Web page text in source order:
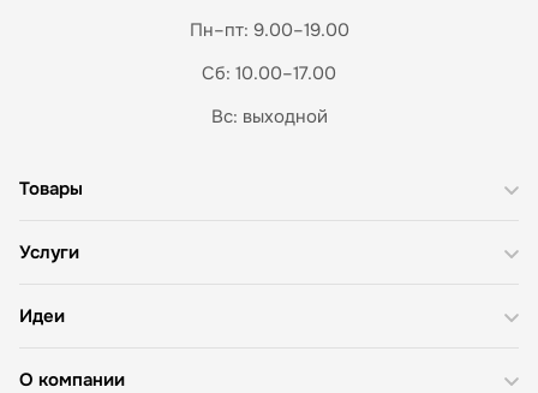
Пн–пт: 9.00–19.00
Сб: 10.00–17.00
Вс: выходной
О компании
Товары
Услуги
Идеи